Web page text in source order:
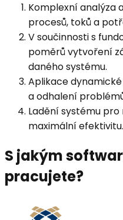
Komplexní analýza
procesů, toků a
V součinnosti s
poměrů vytvoření
daného systému.
Aplikace
a odhalení
Ladění systému
maximální efektivitu.
S jakým
pracujete?